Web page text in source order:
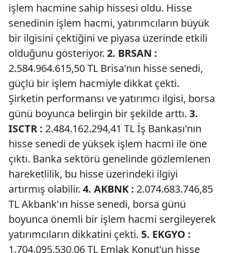
işlem hacmine sahip hissesi oldu. Hisse
senedinin işlem hacmi, yatırımcıların büyük
bir ilgisini çektiğini ve piyasa üzerinde etkili
olduğunu gösteriyor. 2. BRSAN :
2.584.964.615,50 TL Brisa'nın hisse senedi,
güçlü bir işlem hacmiyle dikkat çekti.
Şirketin performansı ve yatırımcı ilgisi, borsa
günü boyunca belirgin bir şekilde arttı. 3.
ISCTR : 2.484.162.294,41 TL İş Bankası'nın
hisse senedi de yüksek işlem hacmi ile öne
çıktı. Banka sektörü genelinde gözlemlenen
hareketlilik, bu hisse üzerindeki ilgiyi
artırmış olabilir. 4. AKBNK : 2.074.683.746,85
TL Akbank'ın hisse senedi, borsa günü
boyunca önemli bir işlem hacmi sergileyerek
yatırımcıların dikkatini çekti. 5. EKGYO :
1.704.095.530,06 TL Emlak Konut'un hisse